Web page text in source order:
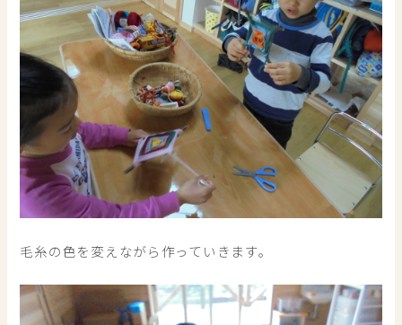
毛糸の色を変えながら作っていきます。